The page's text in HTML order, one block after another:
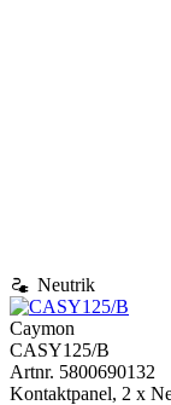
electrical_services Neutrik
Caymon
CASY125/B
Artnr. 5800690132
Kontaktpanel, 2 x